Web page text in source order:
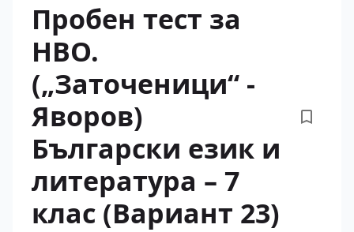
Пробен тест за
НВО.
(„Заточеници“ -
Яворов)
Български език и
литература – 7
клас (Вариант 23)